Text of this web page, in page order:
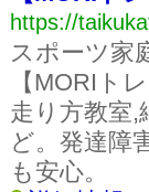
https://
スポーツ家
【MORIト
走り方教室,
ど。発達障
も安心。